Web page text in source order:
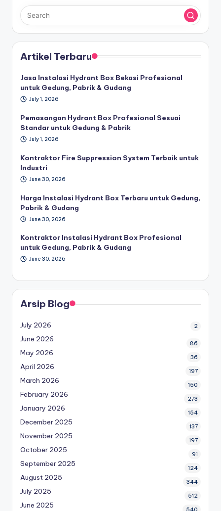
Artikel Terbaru
Jasa Instalasi Hydrant Box Bekasi Profesional
untuk Gedung, Pabrik & Gudang
July 1, 2026
Pemasangan Hydrant Box Profesional Sesuai
Standar untuk Gedung & Pabrik
July 1, 2026
Kontraktor Fire Suppression System Terbaik untuk
Industri
June 30, 2026
Harga Instalasi Hydrant Box Terbaru untuk Gedung,
Pabrik & Gudang
June 30, 2026
Kontraktor Instalasi Hydrant Box Profesional
untuk Gedung, Pabrik & Gudang
June 30, 2026
Arsip Blog
July 2026 2
June 2026 86
May 2026 36
April 2026 197
March 2026 150
February 2026 273
January 2026 154
December 2025 137
November 2025 197
October 2025 91
September 2025 124
August 2025 344
July 2025 512
June 2025 540